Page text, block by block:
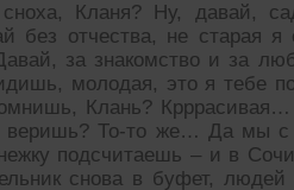
Кланя? Ну, давай,
без отчества, не старая
за знакомство и за
молодая, это я тебе
Клань? Крррасивая…
веришь? То-то же… Да мы с
подсчитаешь – и в
снова в буфет, людей